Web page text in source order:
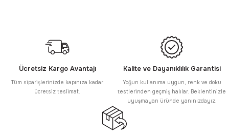
Ücretsiz Kargo Avantajı
Tüm siparişlerinizde kapınıza kadar
ücretsiz teslimat.
Kalite ve Dayanıklılık Garantisi
Yoğun kullanıma uygun, renk ve doku
testlerinden geçmiş halılar. Beklentinizle
uyuşmayan üründe yanınızdayız.